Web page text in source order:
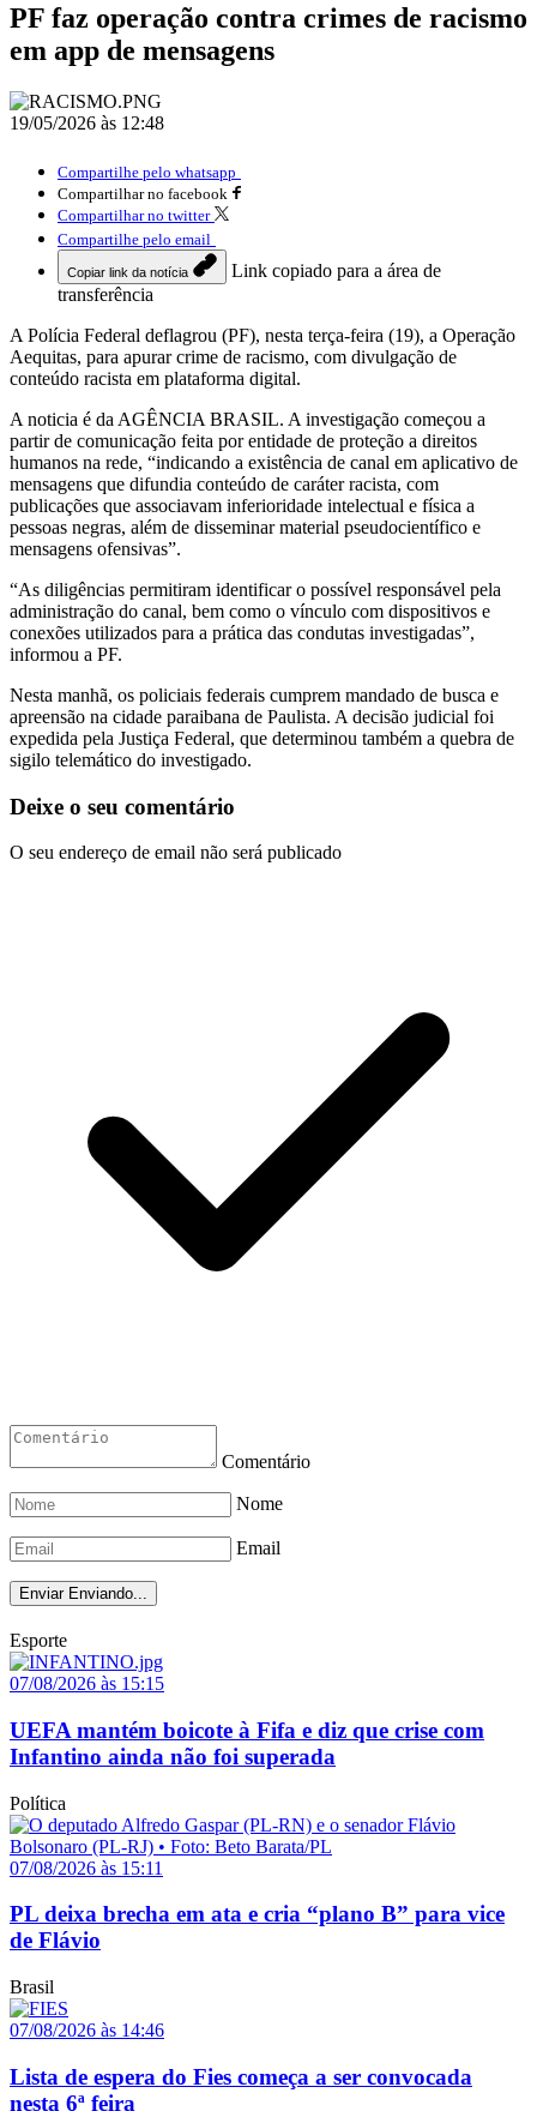
PF faz operação contra crimes de racismo
em app de mensagens
19/05/2026 às 12:48
Compartilhe pelo whatsapp
Compartilhar no facebook
Compartilhar no twitter
Compartilhe pelo email
Copiar link da notícia
Link copiado para a área de
transferência
A Polícia Federal deflagrou (PF), nesta terça-feira (19), a Operação
Aequitas, para apurar crime de racismo, com divulgação de
conteúdo racista em plataforma digital.
A noticia é da AGÊNCIA BRASIL. A investigação começou a
partir de comunicação feita por entidade de proteção a direitos
humanos na rede, “indicando a existência de canal em aplicativo de
mensagens que difundia conteúdo de caráter racista, com
publicações que associavam inferioridade intelectual e física a
pessoas negras, além de disseminar material pseudocientífico e
mensagens ofensivas”.
“As diligências permitiram identificar o possível responsável pela
administração do canal, bem como o vínculo com dispositivos e
conexões utilizados para a prática das condutas investigadas”,
informou a PF.
Nesta manhã, os policiais federais cumprem mandado de busca e
apreensão na cidade paraibana de Paulista. A decisão judicial foi
expedida pela Justiça Federal, que determinou também a quebra de
sigilo telemático do investigado.
Deixe o seu comentário
O seu endereço de email não será publicado
Comentário
Nome
Email
Enviar Enviando...
Esporte
07/08/2026 às 15:15
UEFA mantém boicote à Fifa e diz que crise com
Infantino ainda não foi superada
Política
07/08/2026 às 15:11
PL deixa brecha em ata e cria “plano B” para vice
de Flávio
Brasil
07/08/2026 às 14:46
Lista de espera do Fies começa a ser convocada
nesta 6ª feira